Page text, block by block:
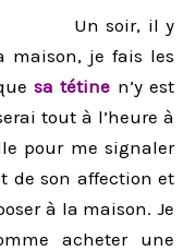
Un soir, il y
maison, je fais les
sa tétine n’y est
tout à l’heure à
pour me signaler
de son affection et
à la maison. Je
acheter une